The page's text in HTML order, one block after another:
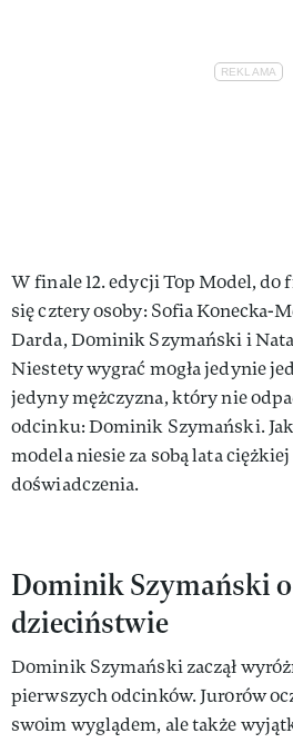
W finale 12. edycji Top Model, do
się cztery osoby: Sofia Konecka-
Darda, Dominik Szymański i
Niestety wygrać mogła jedynie
jedyny mężczyzna, który nie
odcinku: Dominik Szymański. Jak
modela niesie za sobą lata
doświadczenia.
Dominik Szymański
dzieciństwie
Dominik Szymański zaczął
pierwszych odcinków. Jurorów
swoim wyglądem, ale także